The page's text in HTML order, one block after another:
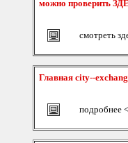
можно проверить
смотреть
Главная city--
подробнее